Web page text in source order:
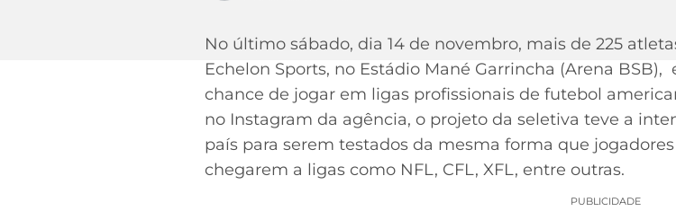
No último sábado, dia 14 de novembro, mais de 225
Echelon Sports, no Estádio Mané Garrincha (Arena
chance de jogar em ligas profissionais de futebol
no Instagram da agência, o projeto da seletiva teve a
país para serem testados da mesma forma que
chegarem a ligas como NFL, CFL, XFL, entre outras.
PUBLICIDADE